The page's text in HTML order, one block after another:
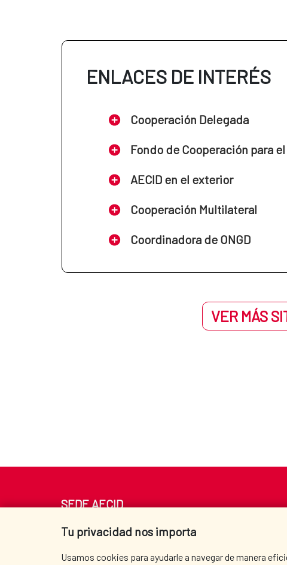
ENLACES DE INTERÉS
Cooperación Delegada
Fondo de Cooperación para
AECID en el exterior
Cooperación Multilateral
Coordinadora de ONGD
VER MÁS
Tu privacidad nos importa
Usamos cookies para ayudarle a navegar de manera
SEDE AECID
Av. Reyes Católicos 4 - 28040 Madrid
Tel. +34 900 20 30 54​​​​​​​
centro.informacion@aecid.es